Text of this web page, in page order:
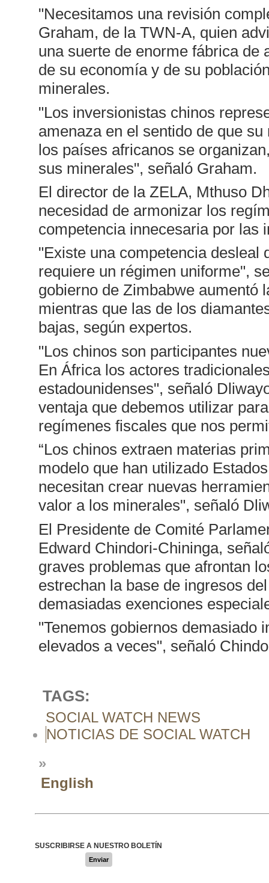
"Necesitamos una revisión
Graham, de la TWN-A, quien
una suerte de enorme fábrica de
de su economía y de su
minerales.
"Los inversionistas chinos
amenaza en el sentido de que
los países africanos se
sus minerales", señaló Graham.
El director de la ZELA, Mthuso
necesidad de armonizar los
competencia innecesaria por las
"Existe una competencia desleal
requiere un régimen uniforme",
gobierno de Zimbabwe aumentó
mientras que las de los
bajas, según expertos.
"Los chinos son participantes
En África los actores
estadounidenses", señaló
ventaja que debemos utilizar
regímenes fiscales que nos
“Los chinos extraen materias
modelo que han utilizado
necesitan crear nuevas
valor a los minerales", señaló
El Presidente de Comité
Edward Chindori-Chininga,
graves problemas que afrontan
estrechan la base de ingresos
demasiadas exenciones
"Tenemos gobiernos demasiado
elevados a veces", señaló
TAGS:
SOCIAL WATCH NEWS
NOTICIAS DE SOCIAL WATCH
»
English
SUSCRIBIRSE A NUESTRO BOLETÍN
Enviar